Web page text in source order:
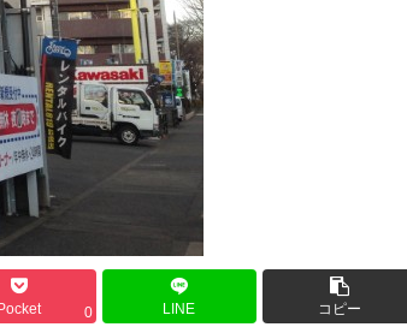
Pocket 0 LINE コピー